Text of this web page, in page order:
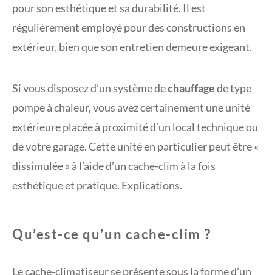
pour son esthétique et sa durabilité. Il est
régulièrement employé pour des constructions en
extérieur, bien que son entretien demeure exigeant.
Si vous disposez d’un système dechauffagede type
pompe à chaleur, vous avez certainement une unité
extérieure placée à proximité d’un local technique ou
de votre garage. Cette unité en particulier peut être «
dissimulée » à l’aide d’un cache-clim à la fois
esthétique et pratique. Explications.
Qu’est-ce qu’un cache-clim ?
Le cache-climatiseur se présente sous la forme d’un